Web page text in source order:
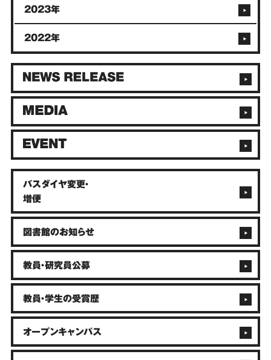
2023年
2022年
バスダイヤ変更・
増便
図書館のお知らせ
教員・研究員公募
教員・学生の受賞歴
オープンキャンパス